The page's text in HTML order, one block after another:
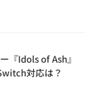
『Idols of Ash』
対応は？